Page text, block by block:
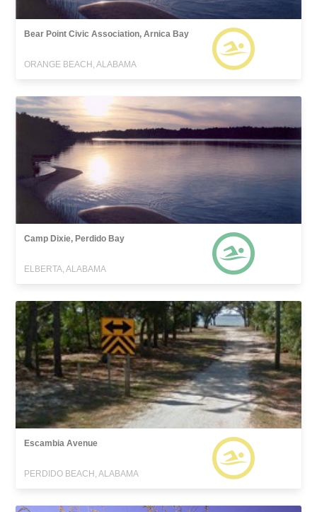
Bear Point Civic Association, Arnica Bay
ORANGE BEACH, ALABAMA
Camp Dixie, Perdido Bay
ELBERTA, ALABAMA
Escambia Avenue
PERDIDO BEACH, ALABAMA